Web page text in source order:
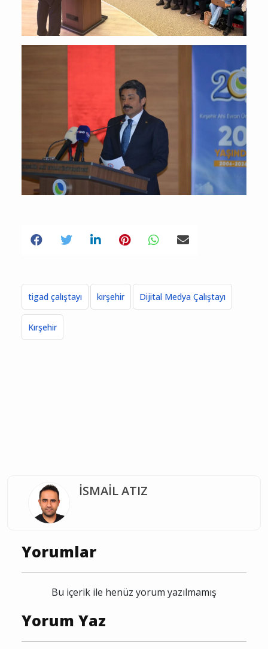
tigad çalıştayı kırşehir Dijital Medya Çalıştayı
Kırşehir
İSMAİL ATIZ
Yorumlar
Bu içerik ile henüz yorum yazılmamış
Yorum Yaz